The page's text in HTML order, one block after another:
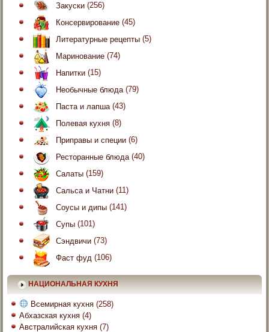
Закуски (256)
Консервирование (45)
Литературные рецепты (5)
Маринование (74)
Напитки (15)
Необычные блюда (79)
Паста и лапша (43)
Полевая кухня (8)
Приправы и специи (6)
Ресторанные блюда (40)
Салаты (159)
Сальса и Чатни (11)
Соусы и дипы (141)
Супы (101)
Сэндвичи (73)
Фаст фуд (106)
НАЦИОНАЛЬНАЯ КУХНЯ
Всемирная кухня (258)
Абхазская кухня (4)
Австралийская кухня (7)